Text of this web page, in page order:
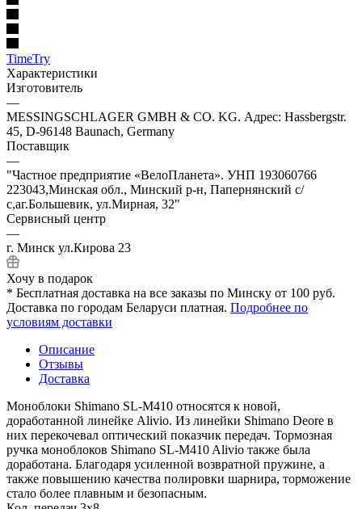
TimeTry
Характеристики
Изготовитель
—
MESSINGSCHLAGER GMBH & CO. KG. Адрес: Hassbergstr.
45, D-96148 Baunach, Germany
Поставщик
—
"Частное предприятие «ВелоПланета». УНП 193060766
223043,Минская обл., Минский р-н, Папернянский с/
с,аг.Большевик, ул.Мирная, 32"
Сервисный центр
—
г. Минск ул.Кирова 23
Хочу в подарок
* Бесплатная доставка на все заказы по Минску от 100 руб.
Доставка по городам Беларуси платная. Подробнее по
условиям доставки
Описание
Отзывы
Доставка
Моноблоки Shimano SL-M410 относятся к новой,
доработанной линейке Alivio. Из линейки Shimano Deore в
них перекочевал оптический показчик передач. Тормозная
ручка моноблоков Shimano SL-M410 Alivio также была
доработана. Благодаря усиленной возвратной пружине, а
также повышению качества полировки шарнира, торможение
стало более плавным и безопасным.